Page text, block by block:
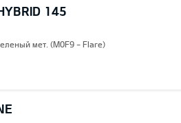
145
мет. (M0F9 - Flare)